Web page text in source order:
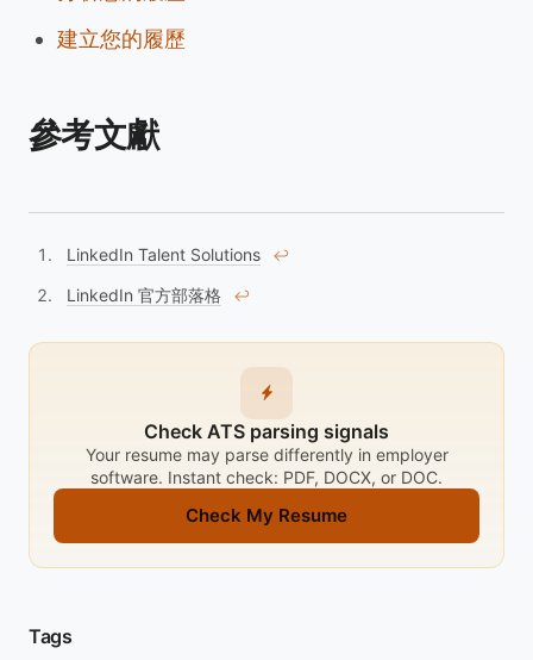
建立您的履歷
參考文獻
LinkedIn Talent Solutions ↩︎
LinkedIn 官方部落格 ↩︎
Check ATS parsing signals
Your resume may parse differently in employer
software. Instant check: PDF, DOCX, or DOC.
Check My Resume
Tags